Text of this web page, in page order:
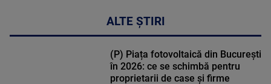
ALTE ȘTIRI
(P) Piața fotovoltaică din București
în 2026: ce se schimbă pentru
proprietarii de case și firme